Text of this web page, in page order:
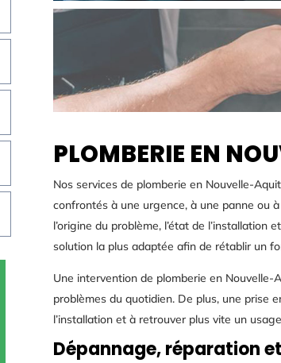
PLOMBERIE EN
Nos services de plomberie en Nouvelle-
confrontés à une urgence, à une panne ou
l’origine du problème, l’état de l’installation
solution la plus adaptée afin de rétablir un
Une intervention de plomberie en
problèmes du quotidien. De plus, une prise
l’installation et à retrouver plus vite un
Dépannage, réparation